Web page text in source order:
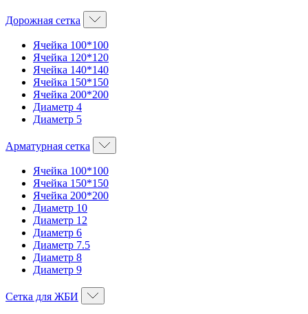
Дорожная сетка
Ячейка 100*100
Ячейка 120*120
Ячейка 140*140
Ячейка 150*150
Ячейка 200*200
Диаметр 4
Диаметр 5
Арматурная сетка
Ячейка 100*100
Ячейка 150*150
Ячейка 200*200
Диаметр 10
Диаметр 12
Диаметр 6
Диаметр 7.5
Диаметр 8
Диаметр 9
Сетка для ЖБИ